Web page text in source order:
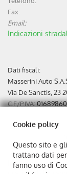
Fax:
Email:
Indicazioni
Dati fiscali:
Masserini Auto
Via De Sanctis, 23
C.F/P.IVA:
REA:MI-871410
In
Cookie policy
Questo sito e
trattano dati
fanno uso di